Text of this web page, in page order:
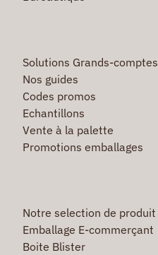
Solutions Grands-comptes
Nos guides
Codes promos
Echantillons
Vente à la palette
Promotions emballages
Notre selection de produit
Emballage E-commerçant
Boite Blister